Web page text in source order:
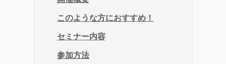
このような方におすすめ！
セミナー内容
参加方法